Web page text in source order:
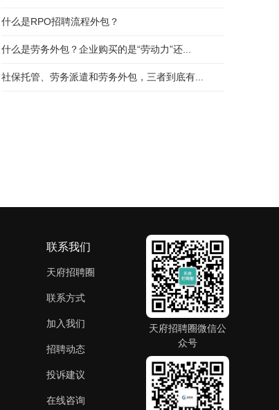
什么是RPO招聘流程外包？
什么是劳务外包？企业购买的是“劳动力”还...
社保托管、劳务派遣和劳务外包，三者到底有...
联系我们
天府招聘圈
联系方式
加入我们
招聘动态
投诉建议
在线咨询
天府招聘圈微信公
众号